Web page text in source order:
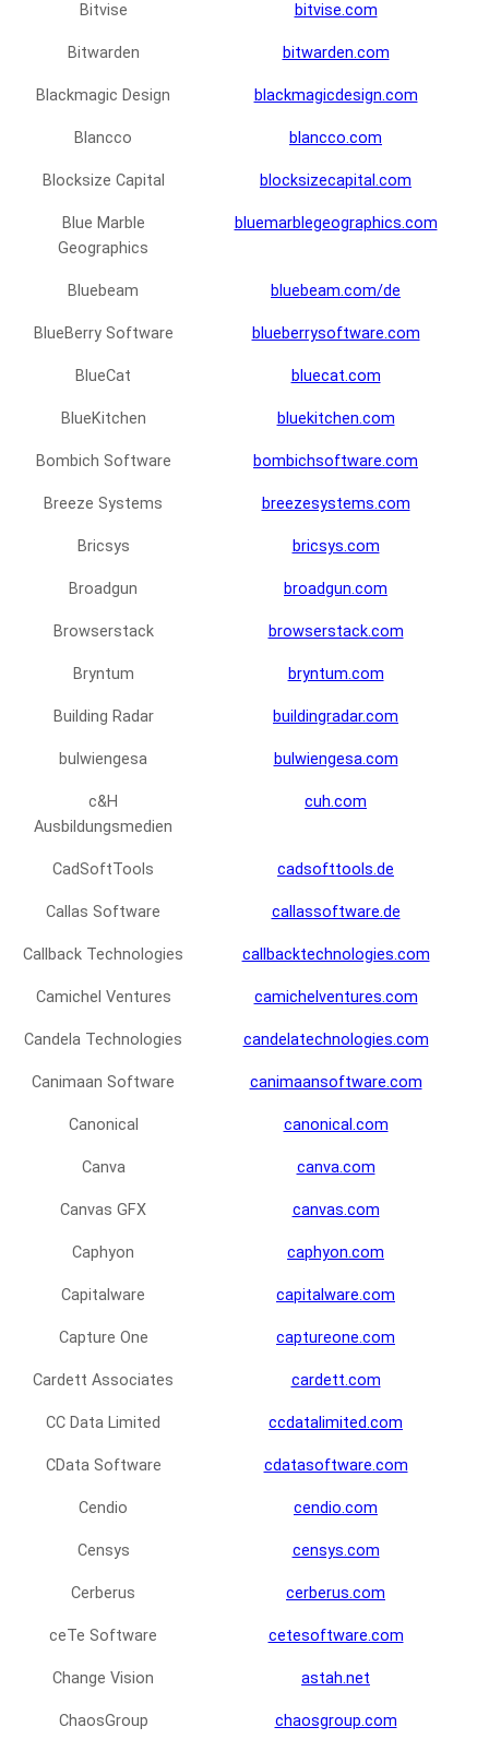
Bitvise bitvise.com
Bitwarden bitwarden.com
Blackmagic Design blackmagicdesign.com
Blancco blancco.com
Blocksize Capital blocksizecapital.com
Blue Marble
Geographics
bluemarblegeographics.com
Bluebeam bluebeam.com/de
BlueBerry Software blueberrysoftware.com
BlueCat bluecat.com
BlueKitchen bluekitchen.com
Bombich Software bombichsoftware.com
Breeze Systems breezesystems.com
Bricsys bricsys.com
Broadgun broadgun.com
Browserstack browserstack.com
Bryntum bryntum.com
Building Radar buildingradar.com
bulwiengesa bulwiengesa.com
c&H
Ausbildungsmedien
cuh.com
CadSoftTools cadsofttools.de
Callas Software callassoftware.de
Callback Technologies callbacktechnologies.com
Camichel Ventures camichelventures.com
Candela Technologies candelatechnologies.com
Canimaan Software canimaansoftware.com
Canonical canonical.com
Canva canva.com
Canvas GFX canvas.com
Caphyon caphyon.com
Capitalware capitalware.com
Capture One captureone.com
Cardett Associates cardett.com
CC Data Limited ccdatalimited.com
CData Software cdatasoftware.com
Cendio cendio.com
Censys censys.com
Cerberus cerberus.com
ceTe Software cetesoftware.com
Change Vision astah.net
ChaosGroup chaosgroup.com